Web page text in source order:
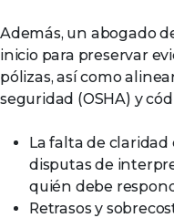
Además, un abogado
inicio para preservar
pólizas, así como
seguridad (OSHA) y
La falta de
disputas de
quién debe
Retrasos y